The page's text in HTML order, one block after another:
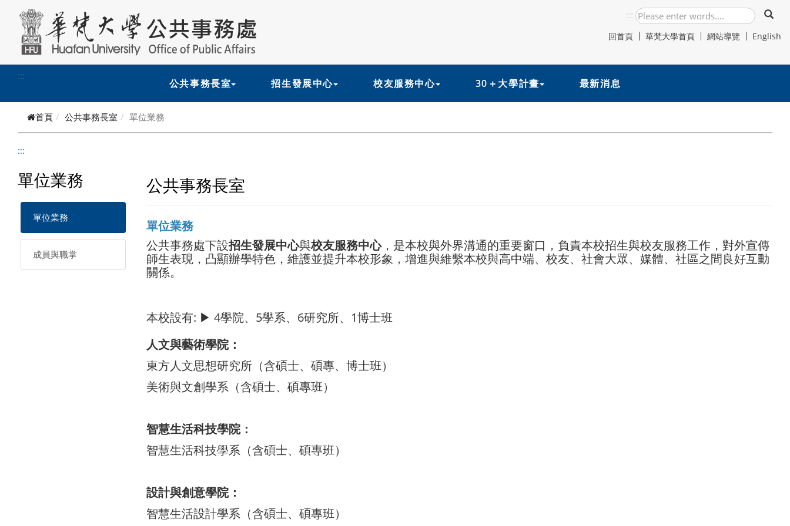
跳到主要內容
:::
回首頁 華梵大學首頁 網站導覽 English
:::
公共事務長室 招生發展中心 校友服務中心 30＋大學計畫 最新消息
首頁 公共事務長室 單位業務
:::
單位業務
單位業務
成員與職掌
公共事務長室
單位業務
公共事務處下設招生發展中心與校友服務中心，是本校與外界溝通的重要窗口，負責本校招生與校友服務工作，對外宣傳
師生表現，凸顯辦學特色，維護並提升本校形象，增進與維繫本校與高中端、校友、社會大眾、媒體、社區之間良好互動
關係。
本校設有: ▶ 4學院、5學系、6研究所、1博士班
人文與藝術學院：
東方人文思想研究所（含碩士、碩專、博士班）
美術與文創學系（含碩士、碩專班）
智慧生活科技學院：
智慧生活科技學系（含碩士、碩專班）
設計與創意學院：
智慧生活設計學系（含碩士、碩專班）